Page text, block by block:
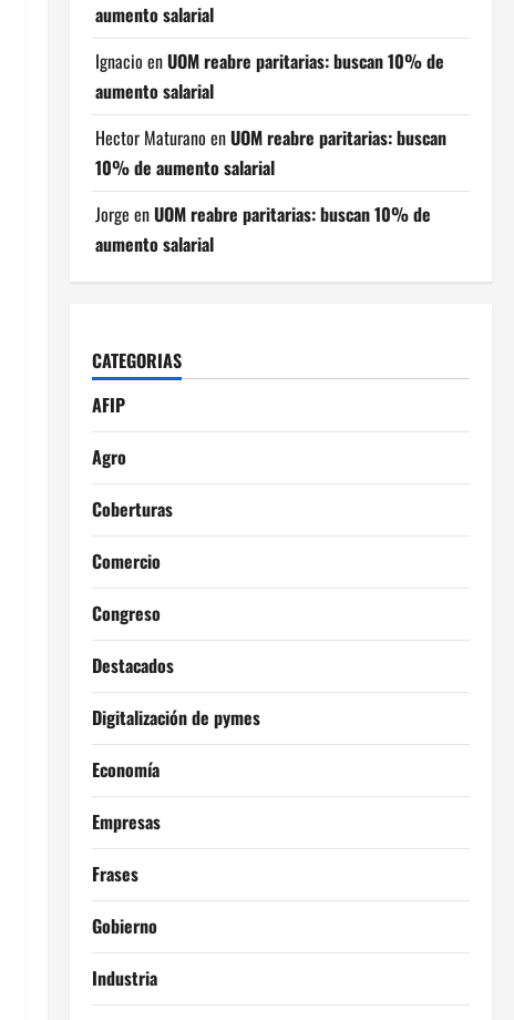
aumento salarial
Ignacio enUOM reabre paritarias: buscan 10% de
aumento salarial
Hector Maturano enUOM reabre paritarias: buscan
10% de aumento salarial
Jorge enUOM reabre paritarias: buscan 10% de
aumento salarial
CATEGORIAS
AFIP
Agro
Coberturas
Comercio
Congreso
Destacados
Digitalización de pymes
Economía
Empresas
Frases
Gobierno
Industria